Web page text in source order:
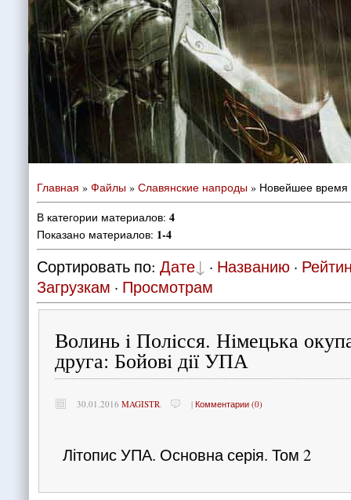
Главная » Файлы » Славянские напроды » Новейшее время
В категории материалов: 4
Показано материалов: 1-4
Сортировать по: Дате · Названию ·
Загрузкам · Просмотрам
Волинь i Полiсся. Нiмецька
друга: Бойовi дiї УПА
30.01.2016 MAGISTR. | Комментарии (0)
Літопис УПА. Основна серія. Том 2